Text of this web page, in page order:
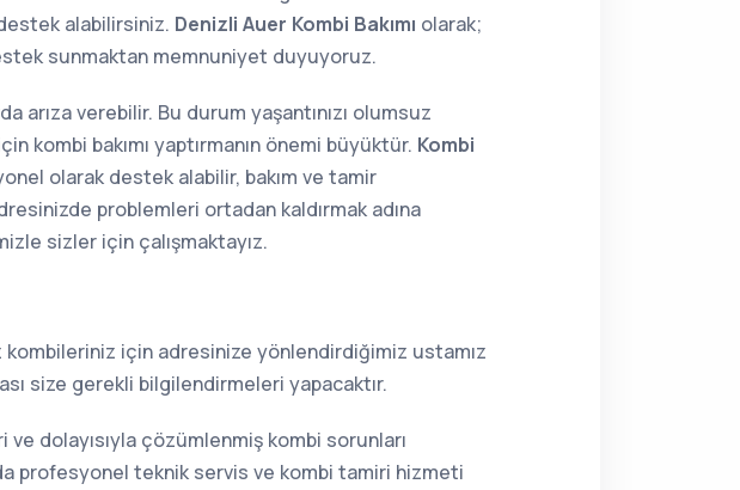
alabilirsiniz. Denizli Auer Kombi Bakımı olarak;
sunmaktan memnuniyet duyuyoruz.
arıza verebilir. Bu durum yaşantınızı olumsuz
kombi bakımı yaptırmanın önemi büyüktür. Kombi
olarak destek alabilir, bakım ve tamir
problemleri ortadan kaldırmak adına
sizler için çalışmaktayız.
kombileriniz için adresinize yönlendirdiğimiz ustamız
size gerekli bilgilendirmeleri yapacaktır.
dolayısıyla çözümlenmiş kombi sorunları
profesyonel teknik servis ve kombi tamiri hizmeti